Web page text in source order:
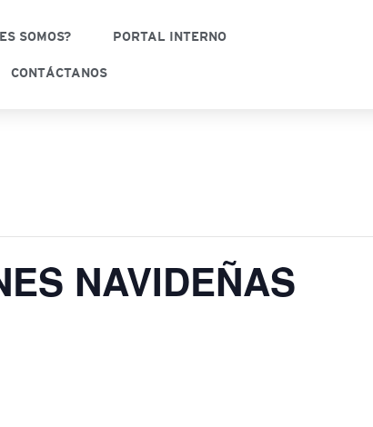
SOMOS? PORTAL INTERNO
CONTÁCTANOS
NAVIDEÑAS